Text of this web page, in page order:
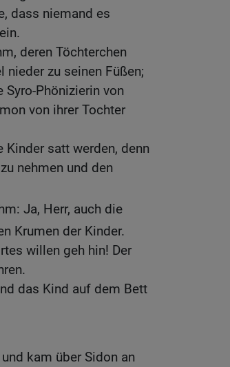
dass niemand es
deren Töchterchen
nieder zu seinen Füßen;
Syro-Phönizierin von
von ihrer Tochter
Kinder satt werden, denn
nehmen und den
Ja, Herr, auch die
Krumen der Kinder.
willen geh hin! Der
das Kind auf dem Bett
kam über Sidon an